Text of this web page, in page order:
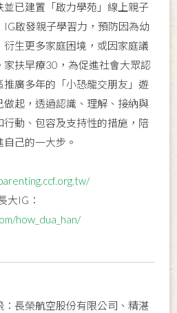
已建置「啟力學苑」線上親子
啟發親子學習力，預防因為幼
生更多家庭困境，或因家庭議
家扶早療30，為促進社會大眾認
廣多年的「小恐龍交朋友」遊
起，透過認識、理解、接納與
動、包容及支持性的措施，陪
己的一大步。
大IG：
how_dua_han/
長榮航空股份有限公司、精湛